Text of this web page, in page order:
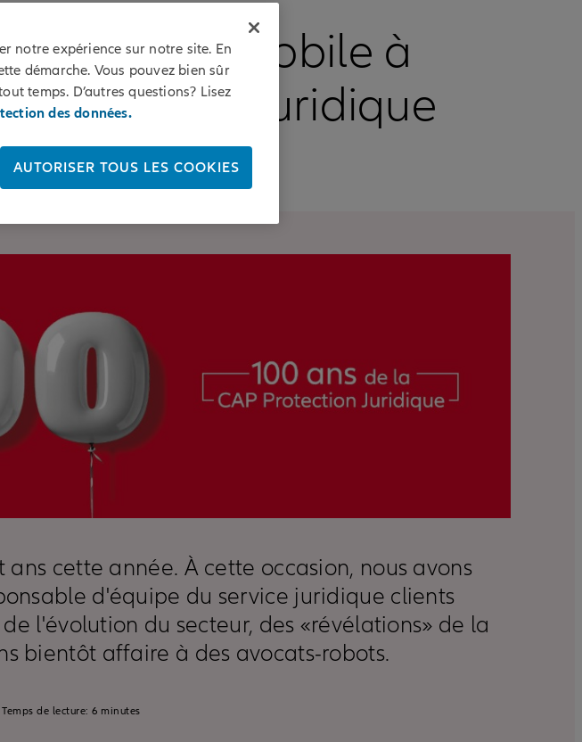
sport automobile à
protection juridique
cette année. À cette occasion, nous avons
d'équipe du service juridique clients
l'évolution du secteur, des «révélations» de la
bientôt affaire à des avocats-robots.
de lecture: 6 minutes
notre expérience sur notre site. En
démarche. Vous pouvez bien sûr
temps. D’autres questions? Lisez
des données.
AUTORISER TOUS LES COOKIES